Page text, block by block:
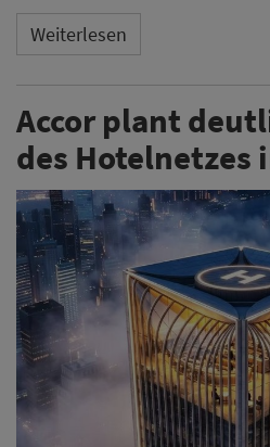
Weiterlesen
Accor plant
des Hotelnetzes